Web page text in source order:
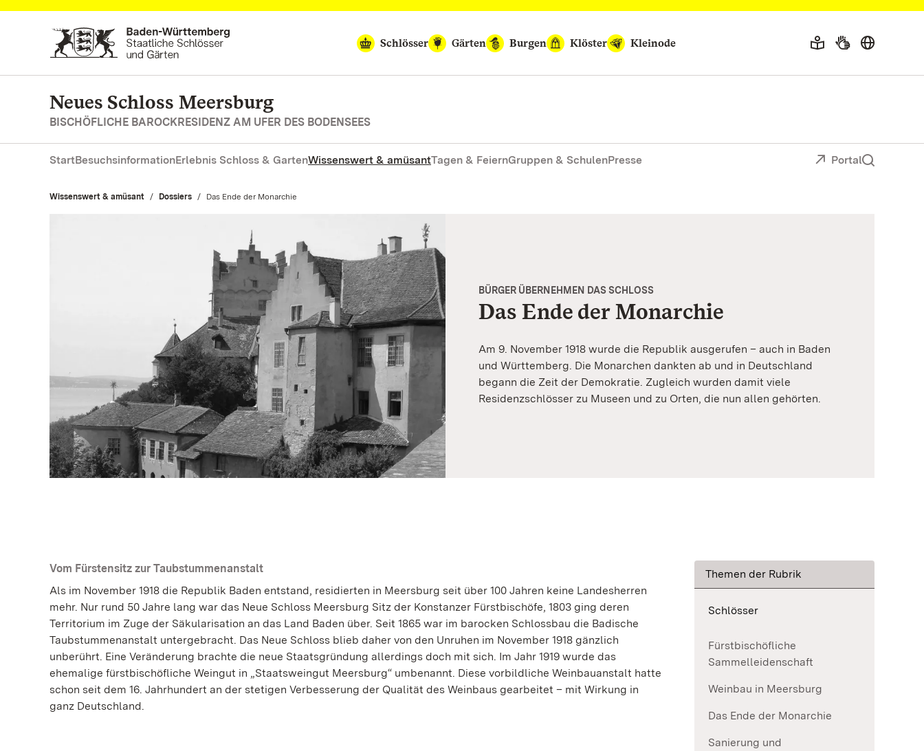
Zum Hauptinhalt springen
Schlösser
Gärten Burgen Klöster Kleinode
Neues Schloss Meersburg
BISCHÖFLICHE BAROCKRESIDENZ AM UFER DES BODENSEES
StartBesuchsinformationErlebnis Schloss & GartenWissenswert & amüsantTagen & FeiernGruppen & SchulenPresse Portal
Wissenswert & amüsant Dossiers Aktuell:
Das Ende der Monarchie
BÜRGER ÜBERNEHMEN DAS SCHLOSS
Das Ende der Monarchie
Am 9. November 1918 wurde die Republik ausgerufen – auch in Baden
und Württemberg. Die Monarchen dankten ab und in Deutschland
begann die Zeit der Demokratie. Zugleich wurden damit viele
Residenzschlösser zu Museen und zu Orten, die nun allen gehörten.
Vom Fürstensitz zur Taubstummenanstalt
Als im November 1918 die Republik Baden entstand, residierten in Meersburg seit über 100 Jahren keine Landesherren
mehr. Nur rund 50 Jahre lang war das Neue Schloss Meersburg Sitz der Konstanzer Fürstbischöfe, 1803 ging deren
Territorium im Zuge der Säkularisation an das Land Baden über. Seit 1865 war im barocken Schlossbau die Badische
Taubstummenanstalt untergebracht. Das Neue Schloss blieb daher von den Unruhen im November 1918 gänzlich
unberührt. Eine Veränderung brachte die neue Staatsgründung allerdings doch mit sich. Im Jahr 1919 wurde das
ehemalige fürstbischöfliche Weingut in „Staatsweingut Meersburg“ umbenannt. Diese vorbildliche Weinbauanstalt hatte
schon seit dem 16. Jahrhundert an der stetigen Verbesserung der Qualität des Weinbaus gearbeitet – mit Wirkung in
ganz Deutschland.
Themen der Rubrik
Schlösser
Fürstbischöfliche
Sammelleidenschaft
Weinbau in Meersburg
Das Ende der Monarchie
Sanierung und